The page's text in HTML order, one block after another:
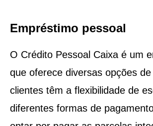
Empréstimo pessoal
O Crédito Pessoal Caixa é um
que oferece diversas opções
clientes têm a flexibilidade de
diferentes formas de